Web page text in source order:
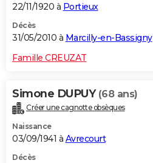
22/11/1920 à Portieux
Décès
31/05/2010 à Marcilly-en-Bassigny
Famille CREUZAT
Simone DUPUY (68 ans)
Créer une cagnotte obsèques
Naissance
03/09/1941 à Avrecourt
Décès